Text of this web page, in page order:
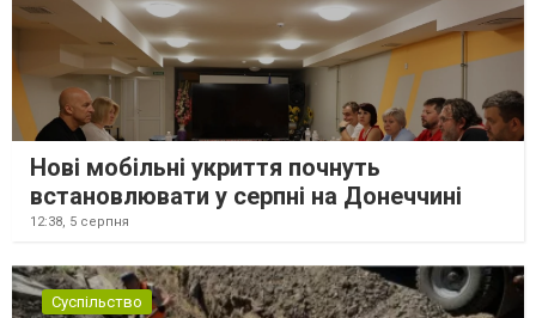
Нові мобільні укриття почнуть
встановлювати у серпні на Донеччині
12:38, 5 серпня
Суспільство